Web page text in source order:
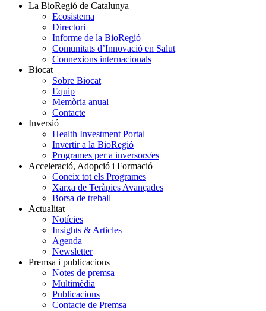
La BioRegió de Catalunya
Ecosistema
Directori
Informe de la BioRegió
Comunitats d’Innovació en Salut
Connexions internacionals
Biocat
Sobre Biocat
Equip
Memòria anual
Contacte
Inversió
Health Investment Portal
Invertir a la BioRegió
Programes per a inversors/es
Acceleració, Adopció i Formació
Coneix tot els Programes
Xarxa de Teràpies Avançades
Borsa de treball
Actualitat
Notícies
Insights & Articles
Agenda
Newsletter
Premsa i publicacions
Notes de premsa
Multimèdia
Publicacions
Contacte de Premsa